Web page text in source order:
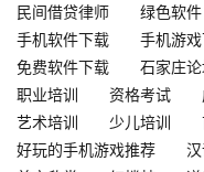
民间借贷律师
绿色软件
手机软件下载
手机游
免费软件下载
石家庄
职业培训
资格考试
艺术培训
少儿培训
好玩的手机游戏推荐